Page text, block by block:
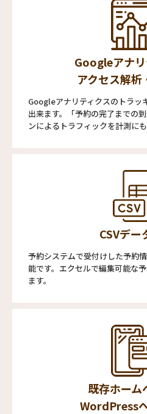
Googleアナ
アクセス解析
Googleアナリティクスのトラッ
出来ます。「予約の完了までの
ンによるトラフィックを計測にも
CSVデー
予約システムで受付けした予約
能です。エクセルで編集可能な
ます。
既存ホーム
WordPress